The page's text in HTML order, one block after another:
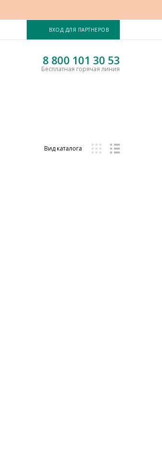
ВХОД ДЛЯ ПАРТНЕРОВ
8 800 101 30 53
Бесплатная горячая линия
Вид каталога